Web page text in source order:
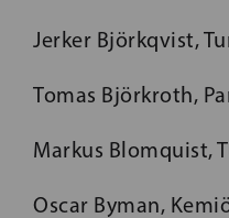
Jerker Björkqvist,
Tomas Björkroth,
Markus Blomquist,
Oscar Byman,